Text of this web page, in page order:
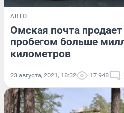
АВТО
Омская почта продает
пробегом больше
километров
23 августа, 2021, 18:32 17 948